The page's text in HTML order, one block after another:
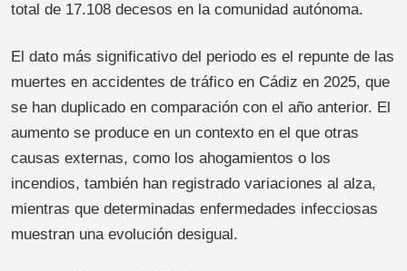
total de 17.108 decesos en la comunidad autónoma.
El dato más significativo del periodo es el repunte de las
muertes en accidentes de tráfico en Cádiz en 2025, que
se han duplicado en comparación con el año anterior. El
aumento se produce en un contexto en el que otras
causas externas, como los ahogamientos o los
incendios, también han registrado variaciones al alza,
mientras que determinadas enfermedades infecciosas
muestran una evolución desigual.